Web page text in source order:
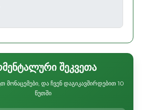
შეკვეთა
მონაცემები, და ჩვენ დაგიკავშირდებით 10
წუთში